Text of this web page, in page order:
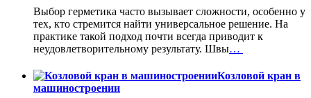
Выбор герметика часто вызывает сложности, особенно у
тех, кто стремится найти универсальное решение. На
практике такой подход почти всегда приводит к
неудовлетворительному результату. Швы…
Козловой кран в
машиностроении